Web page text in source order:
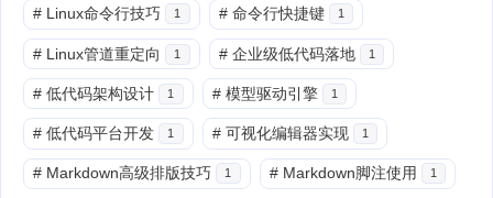
# Linux命令行技巧 1 # 命令行快捷键 1
# Linux管道重定向 1 # 企业级低代码落地 1
# 低代码架构设计 1 # 模型驱动引擎 1
# 低代码平台开发 1 # 可视化编辑器实现 1
# Markdown高级排版技巧 1 # Markdown脚注使用 1